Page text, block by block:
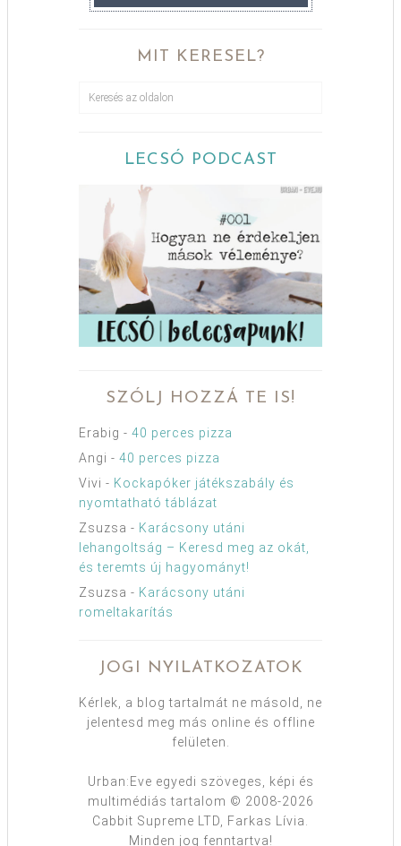
MIT KERESEL?
LECSÓ PODCAST
SZÓLJ HOZZÁ TE IS!
Erabig - 40 perces pizza
Angi - 40 perces pizza
Vivi - Kockapóker játékszabály és
nyomtatható táblázat
Zsuzsa - Karácsony utáni
lehangoltság – Keresd meg az okát,
és teremts új hagyományt!
Zsuzsa - Karácsony utáni
romeltakarítás
JOGI NYILATKOZATOK
Kérlek, a blog tartalmát ne másold, ne
jelentesd meg más online és offline
felületen.
Urban:Eve egyedi szöveges, képi és
multimédiás tartalom © 2008-2026
Cabbit Supreme LTD, Farkas Lívia.
Minden jog fenntartva!